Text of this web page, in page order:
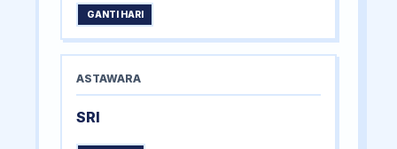
GANTI HARI
ASTAWARA
SRI